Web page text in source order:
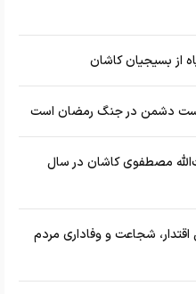
از بسیجیان کاشان
دشمن در جنگ رمضان است
مصطفوی کاشان در سال
شجاعت و وفاداری مردم